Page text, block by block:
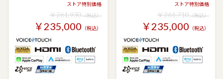
ストア特別価格
￥261,930（税込）
￥235,000 （税込）
ストア特別価格
￥261,710（税込）
￥235,000 （税込）